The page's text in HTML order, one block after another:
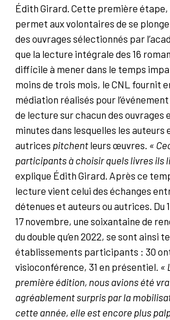
Édith Girard. Cette première
permet aux volontaires de se
des ouvrages sélectionnés par
que la lecture intégrale des 16
difficile à mener dans le temps
moins de trois mois, le CNL fournit
médiation réalisés pour
de lecture sur chacun des ouvrages
minutes dans lesquelles les auteurs
autrices pitchent leurs œuvres. «
participants à choisir quels livres ils
explique Édith Girard. Après ce
lecture vient celui des échanges
détenues et auteurs ou autrices. Du
17 novembre, une soixantaine de
du double qu’en 2022, se sont ainsi
établissements participants : 30
visioconférence, 31 en présentiel. «
première édition, nous avions été
agréablement surpris par la
cette année, elle est encore plus